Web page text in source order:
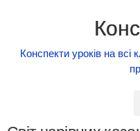
Конспекти уроків на всі